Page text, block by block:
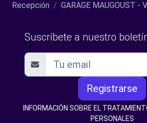
Recepción GARAGE MAUGOUST -
Suscríbete a nuestro
Registrarse
INFORMACIÓN SOBRE EL
PERSONALES